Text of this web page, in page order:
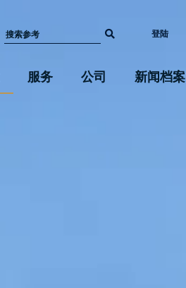
登陆
服务 公司 新闻档案